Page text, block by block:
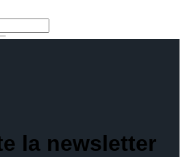
la newsletter